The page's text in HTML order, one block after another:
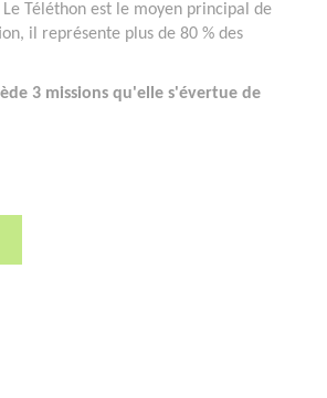
Téléthon est le moyen principal de
il représente plus de 80 % des
3 missions qu'elle s'évertue de